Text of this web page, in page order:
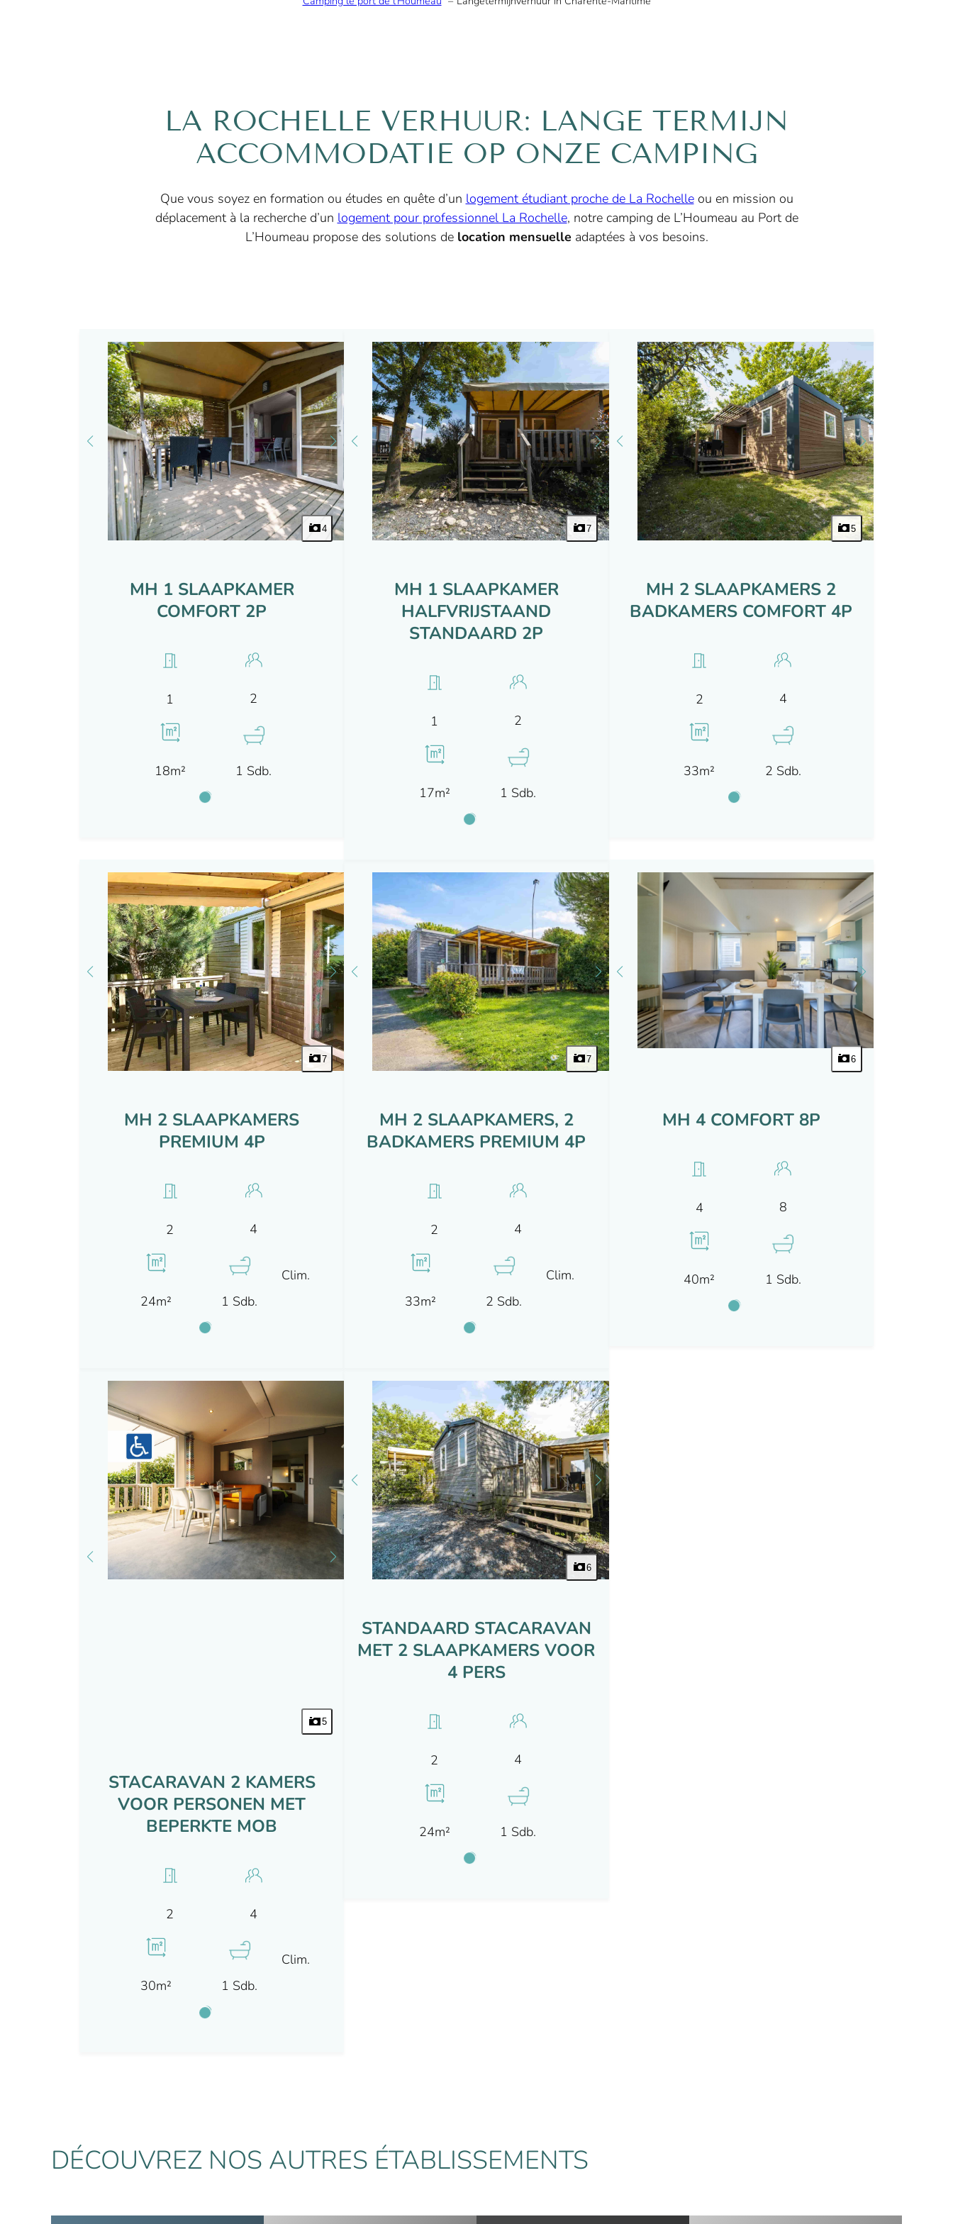
LA ROCHELLE VERHUUR: LANGE TERMIJN
ACCOMMODATIE OP ONZE CAMPING
Que vous soyez en formation ou études en quête d’un logement étudiant proche de La Rochelleou en mission ou
déplacement à la recherche d’un logement pour professionnel La Rochelle, notre camping de L’Houmeau au Port de
L’Houmeau propose des solutions de location mensuelle adaptées à vos besoins.
4
MH 1 SLAAPKAMER
COMFORT 2P
1 2
18m² 1 Sdb.
7
MH 1 SLAAPKAMER
HALFVRIJSTAAND
STANDAARD 2P
1 2
17m² 1 Sdb.
5
MH 2 SLAAPKAMERS 2
BADKAMERS COMFORT 4P
2 4
33m² 2 Sdb.
7
MH 2 SLAAPKAMERS
PREMIUM 4P
2 4
24m² 1 Sdb.
Clim.
7
MH 2 SLAAPKAMERS, 2
BADKAMERS PREMIUM 4P
2 4
33m² 2 Sdb.
Clim.
6
MH 4 COMFORT 8P
4 8
40m² 1 Sdb.
5
STACARAVAN 2 KAMERS
VOOR PERSONEN MET
BEPERKTE MOB
2 4
30m² 1 Sdb.
Clim.
6
STANDAARD STACARAVAN
MET 2 SLAAPKAMERS VOOR
4 PERS
2 4
24m² 1 Sdb.
DÉCOUVREZ NOS AUTRES ÉTABLISSEMENTS